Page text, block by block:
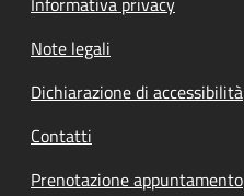
Note legali
Dichiarazione di accessibilità
Contatti
Prenotazione appuntamento